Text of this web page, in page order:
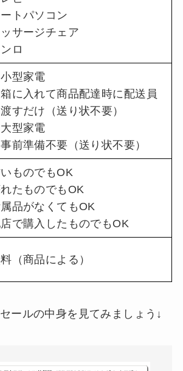
ートパソコン
サージチェア
ロ
小型家電
に入れて商品配達時に配送員
すだけ（送り状不要）
大型家電
前準備不要（送り状不要）
ものでもOK
たものでもOK
属品がなくてもOK
で購入したものでもOK
（商品による）
ールの中身を見てみましょう↓